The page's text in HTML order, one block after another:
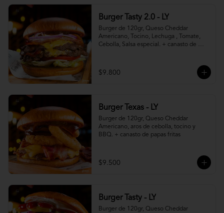
Burger Tasty 2.0 - LY
Burger de 120gr, Queso Cheddar
Americano, Tocino, Lechuga , Tomate,
Cebolla, Salsa especial. + canasto de
$9.800
Burger Texas - LY
Burger de 120gr, Queso Cheddar
Americano, aros de cebolla, tocino y
BBQ. + canasto de papas fritas
$9.500
Burger Tasty - LY
Burger de 120gr, Queso Cheddar